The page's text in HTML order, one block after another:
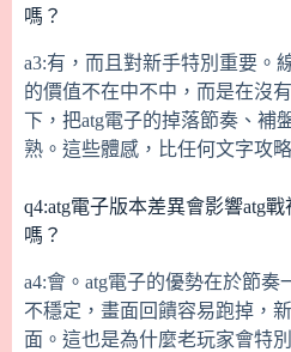
嗎？
a3:有，而且對新手特別重要。
的價值不在中不中，而是在沒
下，把atg電子的掉落節奏、補
熟。這些體感，比任何文字攻
q4:atg電子版本差異會影響atg
嗎？
a4:會。atg電子的優勢在於節奏
不穩定，畫面回饋容易跑掉，
面。這也是為什麼老玩家會特